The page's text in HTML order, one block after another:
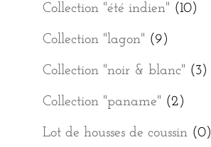
Collection "été indien" (10)
Collection "lagon" (9)
Collection "noir & blanc" (3)
Collection "paname" (2)
Lot de housses de coussin (0)